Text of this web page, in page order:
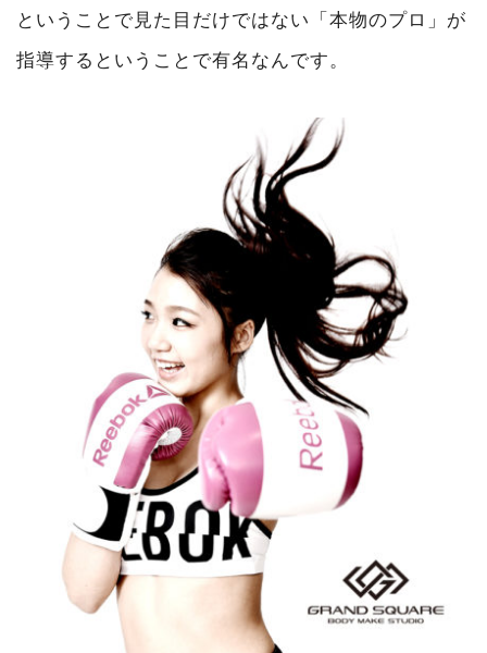
ということで見た目だけではない「本物のプロ」が
指導するということで有名なんです。